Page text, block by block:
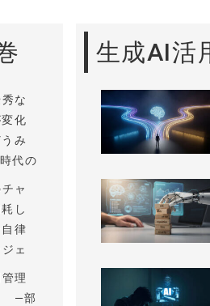
な
化
み
代の
ャ
し
律
ェ
理
—部
生成AI活